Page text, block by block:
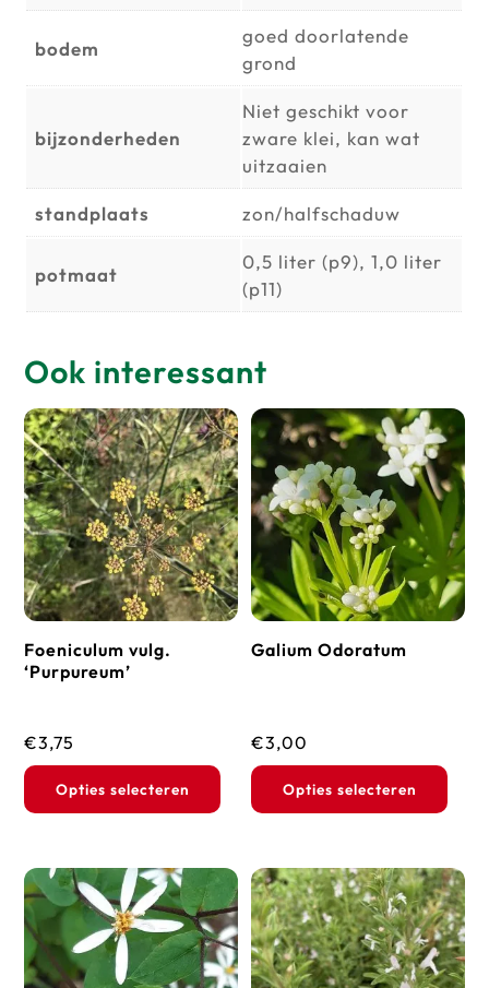
bodem
goed doorlatende
grond
bijzonderheden
Niet geschikt voor
zware klei, kan wat
uitzaaien
standplaats zon/halfschaduw
potmaat
0,5 liter (p9), 1,0 liter
(p11)
Ook interessant
Foeniculum vulg.
‘Purpureum’
€3,75
Opties selecteren
Dit
product
meerdere
variaties.
Deze
optie
Galium Odoratum
€3,00
Opties selecteren
Dit